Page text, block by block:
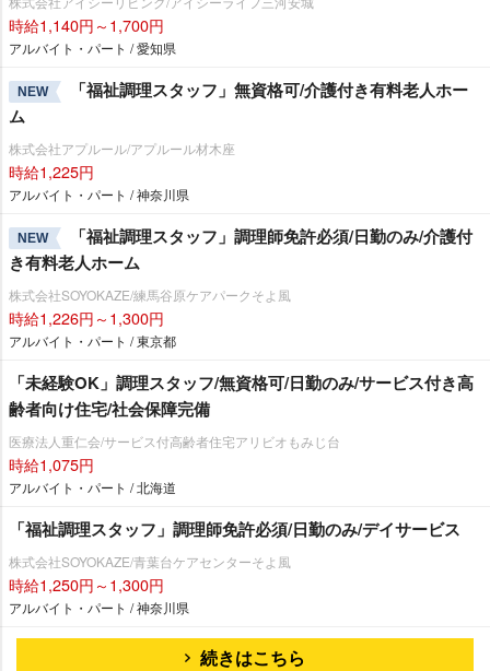
時給1,140円～1,700円
アルバイト・パート / 愛知県
NEW
「福祉調理スタッフ」無資格可/介護付き有料老人ホー
ム
株式会社アプルール/アプルール材木座
時給1,225円
アルバイト・パート / 神奈川県
NEW
「福祉調理スタッフ」調理師免許必須/日勤のみ/介護付
き有料老人ホーム
株式会社SOYOKAZE/練馬谷原ケアパークそよ風
時給1,226円～1,300円
アルバイト・パート / 東京都
「未経験OK」調理スタッフ/無資格可/日勤のみ/サービス付き高
齢者向け住宅/社会保障完備
医療法人重仁会/サービス付高齢者住宅アリビオもみじ台
時給1,075円
アルバイト・パート / 北海道
「福祉調理スタッフ」調理師免許必須/日勤のみ/デイサービス
株式会社SOYOKAZE/青葉台ケアセンターそよ風
時給1,250円～1,300円
アルバイト・パート / 神奈川県
続きはこちら